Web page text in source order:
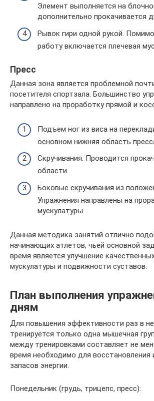
Элемент выполняется на
дополнительно прокачивается
Рывок гири одной рукой.
работу включается плечевая
Пресс
Данная зона является проблемной
посетителя спортзала. Большинство
направлено на проработку прямой и
Подъем ног из виса на
основном нижняя область
Скручивания. Проводится
области.
Боковые скручивания из
Упражнения направлены на
мускулатуры.
Данная методика занятий отлично
начинающих атлетов, чьей основной
время является улучшение
мускулатуры и подвижности суставов.
План выполнения
дням
Для повышения эффективности раз в
тренируется только одна мышечная
между тренировками составляет не
время необходимо для восстановления
запасов энергии.
Понедельник (грудь, трицепс, пресс):